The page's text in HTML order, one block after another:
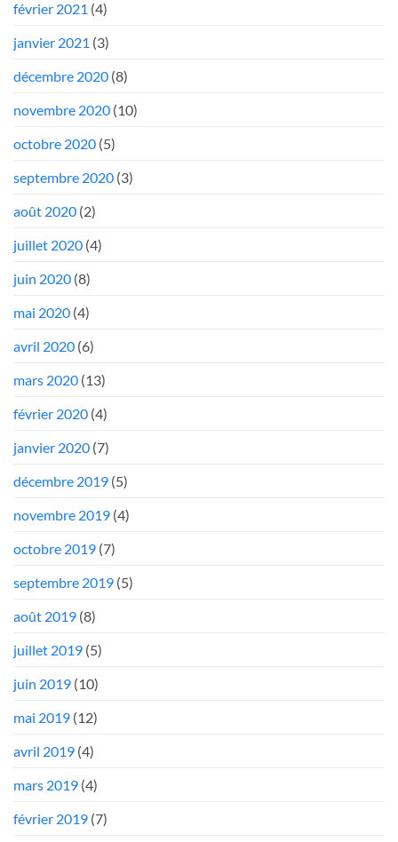
février 2021 (4)
janvier 2021 (3)
décembre 2020 (8)
novembre 2020 (10)
octobre 2020 (5)
septembre 2020 (3)
août 2020 (2)
juillet 2020 (4)
juin 2020 (8)
mai 2020 (4)
avril 2020 (6)
mars 2020 (13)
février 2020 (4)
janvier 2020 (7)
décembre 2019 (5)
novembre 2019 (4)
octobre 2019 (7)
septembre 2019 (5)
août 2019 (8)
juillet 2019 (5)
juin 2019 (10)
mai 2019 (12)
avril 2019 (4)
mars 2019 (4)
février 2019 (7)